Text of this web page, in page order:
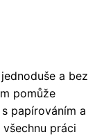
a bez
pomůže
papírováním a
práci